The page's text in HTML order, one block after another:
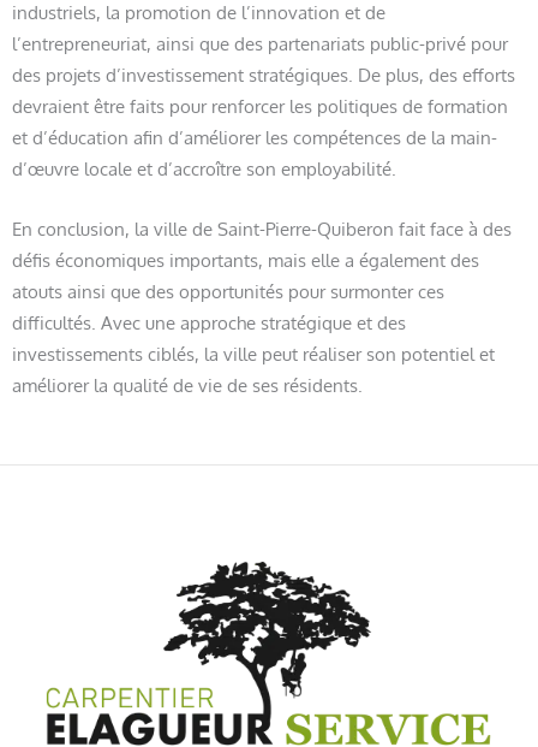
industriels, la promotion de l’innovation et de
l’entrepreneuriat, ainsi que des partenariats public-privé pour
des projets d’investissement stratégiques. De plus, des efforts
devraient être faits pour renforcer les politiques de formation
et d’éducation afin d’améliorer les compétences de la main-
d’œuvre locale et d’accroître son employabilité.
En conclusion, la ville de Saint-Pierre-Quiberon fait face à des
défis économiques importants, mais elle a également des
atouts ainsi que des opportunités pour surmonter ces
difficultés. Avec une approche stratégique et des
investissements ciblés, la ville peut réaliser son potentiel et
améliorer la qualité de vie de ses résidents.